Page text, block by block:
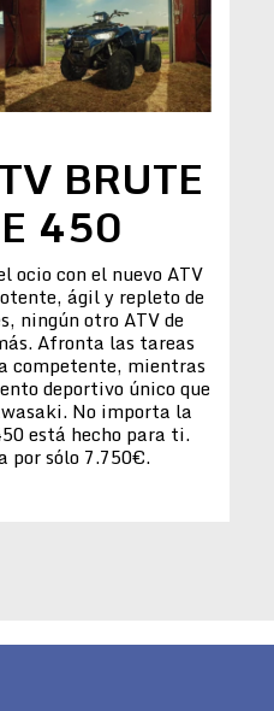
BRUTE
450
ocio con el nuevo ATV
ágil y repleto de
ningún otro ATV de
Afronta las tareas
competente, mientras
deportivo único que
No importa la
está hecho para ti.
por sólo 7.750€.